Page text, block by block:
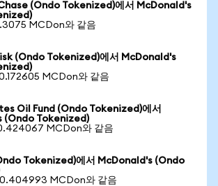
(Ondo Tokenized)에서 McDonald's
MCDon와 같음
(Ondo Tokenized)에서 McDonald's
MCDon와 같음
Oil Fund (Ondo Tokenized)에서
(Ondo Tokenized)
MCDon와 같음
Tokenized)에서 McDonald's (Ondo
0.404993 MCDon와 같음